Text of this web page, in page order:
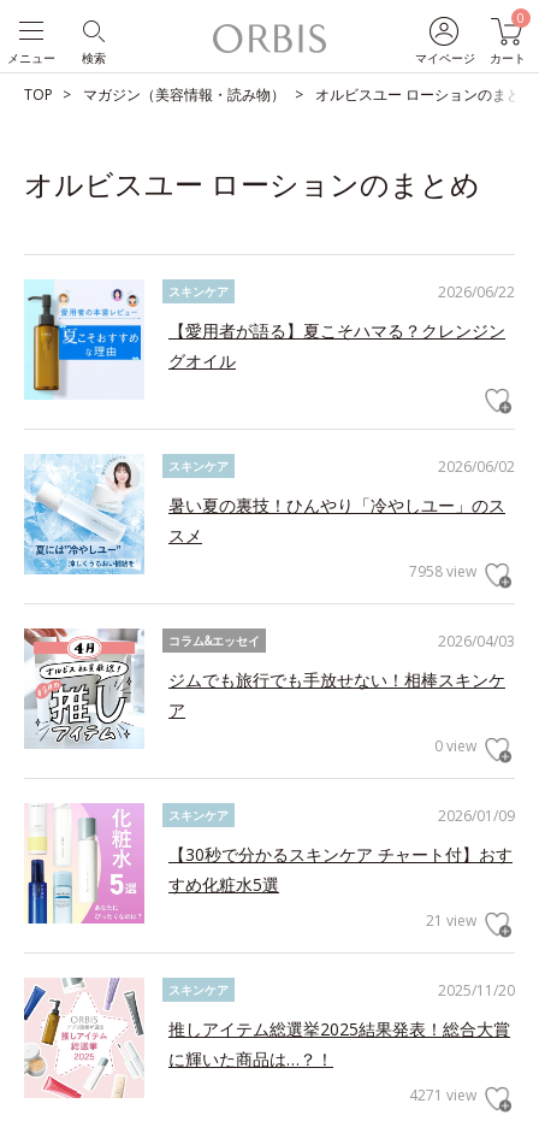
マイページ
0
カート
検索
メニュー
TOP マガジン（美容情報・読み物） オルビスユー ローションのまとめ
オルビスユー ローションのまとめ
2026/06/22
スキンケア
【愛用者が語る】夏こそハマる？クレンジン
グオイル
2026/06/02
スキンケア
暑い夏の裏技！ひんやり「冷やしユー」のス
スメ
7958 view
2026/04/03
コラム&エッセイ
ジムでも旅行でも手放せない！相棒スキンケ
ア
0 view
2026/01/09
スキンケア
【30秒で分かるスキンケア チャート付】おす
すめ化粧水5選
21 view
2025/11/20
スキンケア
推しアイテム総選挙2025結果発表！総合大賞
に輝いた商品は…？！
4271 view